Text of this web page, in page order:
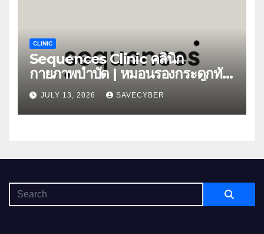
CLINIC
Sequences Clinic คลินิก
กายภาพบำบัด | หมอนรองกระดูกทับ
เส้นJULY 13, 2026 SAVECYBER